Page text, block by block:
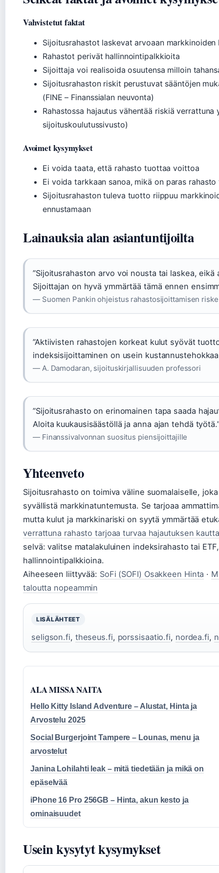
Vahvistetut faktat
Sijoitusrahastot laskevat arvoaan markkinoiden
Rahastot perivät hallinnointipalkkioita
Sijoittaja voi realisoida osuutensa milloin
Sijoitusrahaston riskit perustuvat sääntöjen
(FINE – Finanssialan neuvonta)
Rahastossa hajautus vähentää riskiä
sijoituskoulutussivusto)
Avoimet kysymykset
Ei voida taata, että rahasto tuottaa voittoa
Ei voida tarkkaan sanoa, mikä on paras rahasto
Sijoitusrahaston tuleva tuotto riippuu
ennustamaan
Lainauksia alan asiantuntijoilta
”Sijoitusrahaston arvo voi nousta tai laskea,
Sijoittajan on hyvä ymmärtää tämä ennen
— Suomen Pankin ohjeistus rahastosijoittamisen
”Aktiivisten rahastojen korkeat kulut syövät
indeksisijoittaminen on usein
— A. Damodaran, sijoituskirjallisuuden professori
”Sijoitusrahasto on erinomainen tapa saada
Aloita kuukausisäästöllä ja anna ajan tehdä
— Finanssivalvonnan suositus piensijoittajille
Yhteenveto
Sijoitusrahasto on toimiva väline suomalaiselle,
syvällistä markkinatuntemusta. Se tarjoaa
mutta kulut ja markkinariski on syytä ymmärtää
verrattuna rahasto tarjoaa turvaa hajautuksen kautta
selvä: valitse matalakuluinen indeksirahasto tai
hallinnointipalkkioina.
Aiheeseen liittyvää: SoFi (SOFI) Osakkeen Hinta ·
taloutta nopeammin
LISÄLÄHTEET
seligson.fi, theseus.fi, porssisaatio.fi, nordea.fi,
ALA MISSA NAITA
Hello Kitty Island Adventure – Alustat, Hinta ja
Arvostelu 2025
Social Burgerjoint Tampere – Lounas, menu ja
arvostelut
Janina Lohilahti leak – mitä tiedetään ja mikä on
epäselvää
iPhone 16 Pro 256GB – Hinta, akun kesto ja
ominaisuudet
Usein kysytyt kysymykset